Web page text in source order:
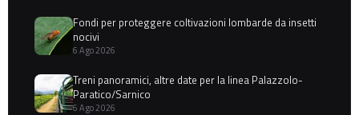
Fondi per proteggere coltivazioni lombarde da insetti
nocivi
6 Ago 2026
Treni panoramici, altre date per la linea Palazzolo-
Paratico/Sarnico
6 Ago 2026